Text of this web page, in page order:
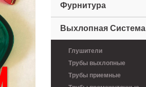
Фурнитура
Выхлопная Система
Глушители
Трубы выхлопные
Трубы приемные